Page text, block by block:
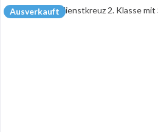
Ausverkauft